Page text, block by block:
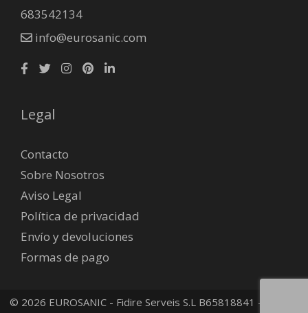
683542134
info@eurosanic.com
Legal
Contacto
Sobre Nosotros
Aviso Legal
Política de privacidad
Envío y devoluciones
Formas de pago
© 2026 EUROSANIC - Fidire Serveis S.L B65818841 -